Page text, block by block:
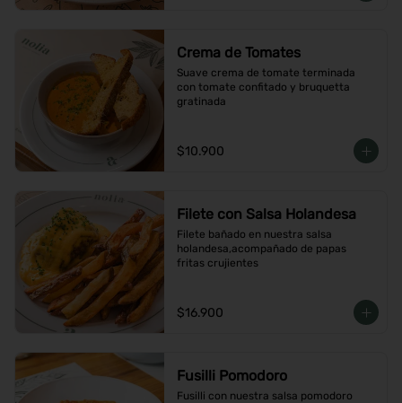
Crema de Tomates
Suave crema de tomate terminada
con tomate confitado y bruquetta
gratinada
$10.900
Filete con Salsa Holandesa
Filete bañado en nuestra salsa
holandesa,acompañado de papas
fritas crujientes
$16.900
Fusilli Pomodoro
Fusilli con nuestra salsa pomodoro